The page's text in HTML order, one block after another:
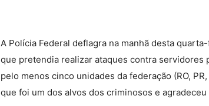
A Polícia Federal deflagra na manhã desta
que pretendia realizar ataques contra
pelo menos cinco unidades da federação (RO,
que foi um dos alvos dos criminosos e